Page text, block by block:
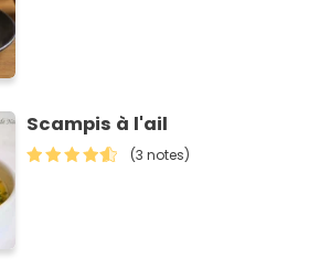
Scampis à l'ail
(3 notes)